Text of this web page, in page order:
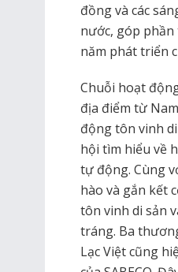
đồng và các
nước, góp phần
năm phát triển
Chuỗi hoạt
địa điểm từ
động tôn vinh
hội tìm hiểu về
tự động. Cùng
hào và gắn kết
tôn vinh di sản
tráng. Ba
Lạc Việt cũng